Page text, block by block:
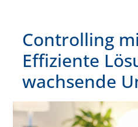
Controlling
Effiziente
wachsende